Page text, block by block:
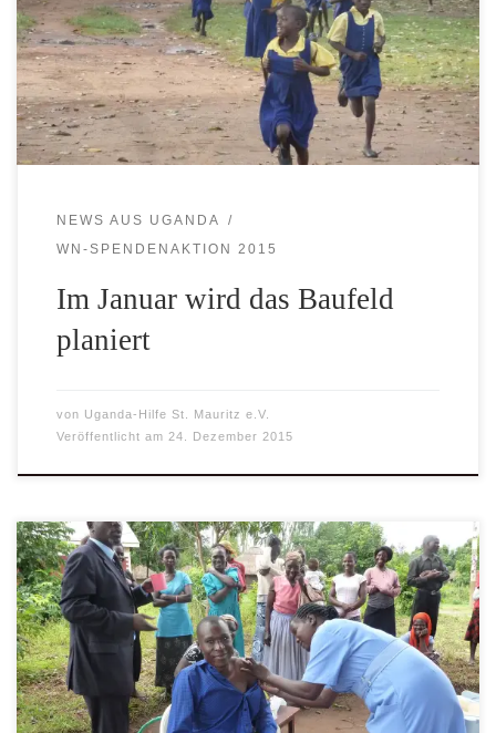
Schmitz-Hövener, Vorsitzender der Uganda-Hilfe St.
Mauritz, ist glücklich über den bisherigen Verlauf der WN-
Spendenaktion. Erst jüngst hat er sich darüber informieren
lassen, dass bereits […]
NEWS AUS UGANDA
WN-SPENDENAKTION 2015
Im Januar wird das Baufeld
planiert
von Uganda-Hilfe St. Mauritz e.V.
Veröffentlicht am 24. Dezember 2015
Ugandahilfe St. Mauritz hat im Partnerdorf ein
funktionierendes Netz medizinischer Hilfe aufgebaut -Klaus
Baumeister- Münster – Wer das Dorf Obiya Palaro im
Norden Ugandas verlässt, ist nach nicht einmal zwei
Kilometern im tiefsten afrikanischen Busch. Die Menschen
hier leben in einfachsten Hütten ohne Strom und fließend